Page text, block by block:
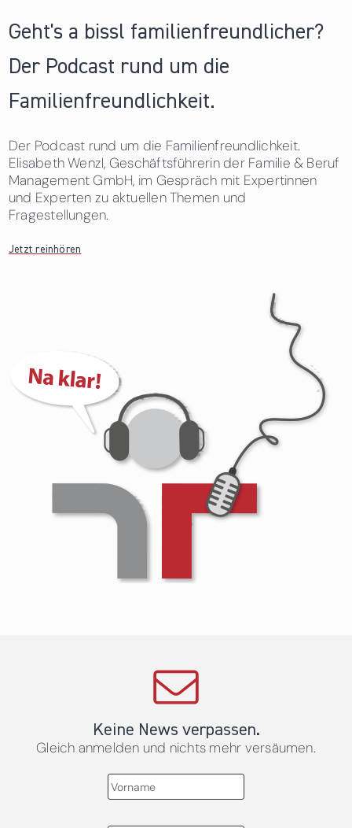
Geht's a bissl familienfreundlicher?
Der Podcast rund um die
Familienfreundlichkeit.
Der Podcast rund um die Familienfreundlichkeit.
Elisabeth Wenzl, Geschäftsführerin der Familie & Beruf
Management GmbH, im Gespräch mit Expertinnen
und Experten zu aktuellen Themen und
Fragestellungen.
Jetzt reinhören
Keine News verpassen.
Gleich anmelden und nichts mehr versäumen.